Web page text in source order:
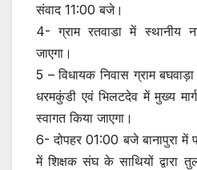
संवाद 11:00 बजे।
4- ग्राम रतवाडा में स्थानीय
जाएगा।
5 – विधायक निवास ग्राम
धरमकुंडी एवं भिलटदेव में मुख्य मार्ग
स्वागत किया जाएगा।
6- दोपहर 01:00 बजे बानापुरा में
में शिक्षक संघ के साथियों द्वारा